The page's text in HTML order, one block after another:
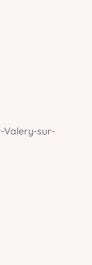
Valery-sur-